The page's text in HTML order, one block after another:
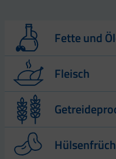
Fette und
Lebensmittel
Gehalt
Butter
Leinöl
Erdnussöl
Fleisch
Lebensmittel
Gehalt
Schweinefilet
Lebensmittel